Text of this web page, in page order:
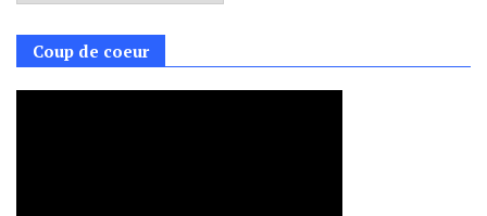
Coup de coeur